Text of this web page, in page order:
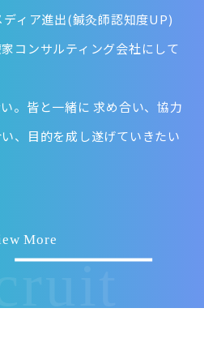
ィア進出(鍼灸師認知度UP)
コンサルティング会社にして
。皆と一緒に 求め合い、協力
、目的を成し遂げていきたい
More